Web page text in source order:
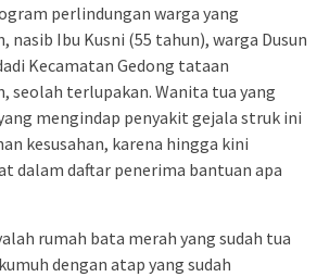
perlindungan warga yang
Ibu Kusni (55 tahun), warga Dusun
Kecamatan Gedong tataan
seolah terlupakan. Wanita tua yang
mengindap penyakit gejala struk ini
kesusahan, karena hingga kini
dalam daftar penerima bantuan apa
rumah bata merah yang sudah tua
dengan atap yang sudah